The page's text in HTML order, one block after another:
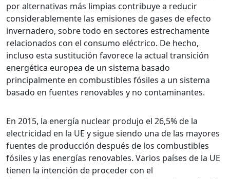
por alternativas más limpias contribuye a reducir
considerablemente las emisiones de gases de efecto
invernadero, sobre todo en sectores estrechamente
relacionados con el consumo eléctrico. De hecho,
incluso esta sustitución favorece la actual transición
energética europea de un sistema basado
principalmente en combustibles fósiles a un sistema
basado en fuentes renovables y no contaminantes.
En 2015, la energía nuclear produjo el 26,5% de la
electricidad en la UE y sigue siendo una de las mayores
fuentes de producción después de los combustibles
fósiles y las energías renovables. Varios países de la UE
tienen la intención de proceder con el